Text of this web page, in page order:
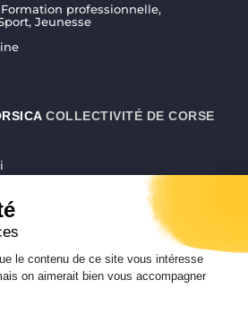
le contenu de ce site vous intéresse
on aimerait bien vous accompagner
professionnelle,
Jeunesse
COLLECTIVITÉ DE CORSE
|MENTIONS LÉGALES|POLITIQUE DE